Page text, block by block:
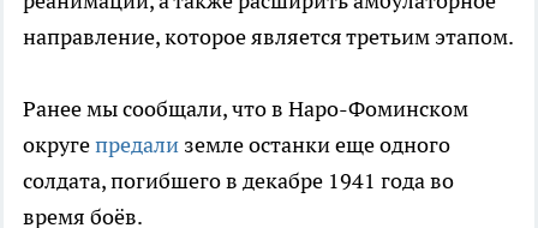
направление, которое является третьим этапом.
Ранее мы сообщали, что в Наро-Фоминском
округепредали земле останки еще одного
солдата, погибшего в декабре 1941 года во
время боёв.